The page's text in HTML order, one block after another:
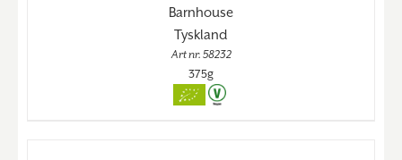
Barnhouse
Tyskland
Art nr. 58232
375g